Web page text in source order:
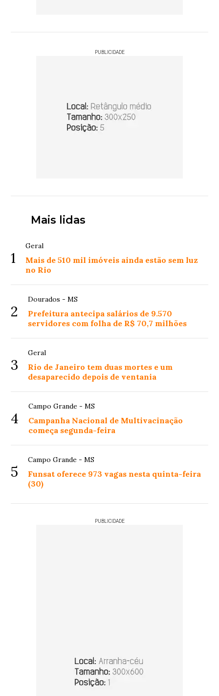
PUBLICIDADE
Mais lidas
1
Geral
Mais de 510 mil imóveis ainda estão sem luz
no Rio
2
Dourados - MS
Prefeitura antecipa salários de 9.570
servidores com folha de R$ 70,7 milhões
3
Geral
Rio de Janeiro tem duas mortes e um
desaparecido depois de ventania
4
Campo Grande - MS
Campanha Nacional de Multivacinação
começa segunda-feira
5
Campo Grande - MS
Funsat oferece 973 vagas nesta quinta-feira
(30)
PUBLICIDADE